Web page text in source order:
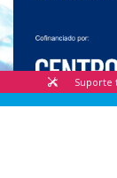
Suporte